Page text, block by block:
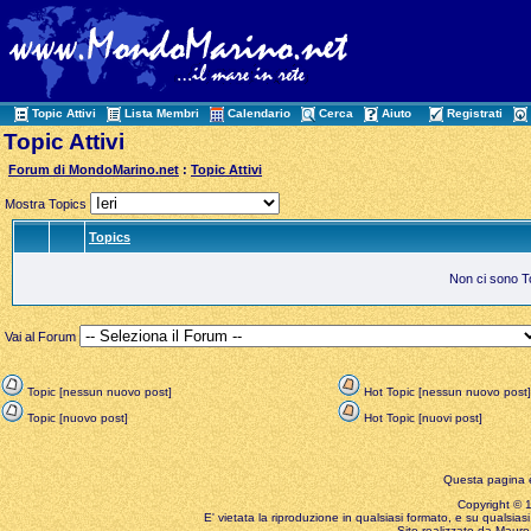
Topic Attivi Lista Membri Calendario Cerca Aiuto Registrati
Topic Attivi
Forum di MondoMarino.net :Topic Attivi
Mostra Topics
Topics
Non ci sono
Vai al Forum
Topic [nessun nuovo post]
Hot Topic [nessun nuovo post]
Topic [nuovo post]
Hot Topic [nuovi post]
Questa pagina
Copyright ©
E' vietata la riproduzione in qualsiasi formato, e su